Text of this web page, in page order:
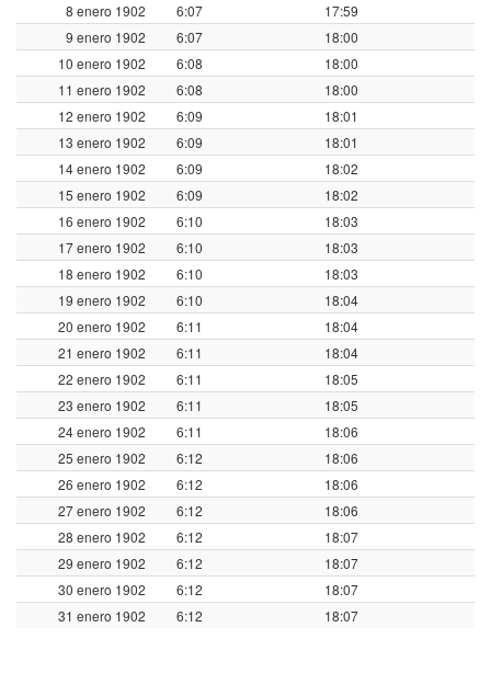
8 enero 1902 6:07
17:59
9 enero 1902
6:07
18:00
10 enero 1902
6:08
18:00
11 enero 1902
6:08
18:00
12 enero 1902
6:09
18:01
13 enero 1902
6:09
18:01
14 enero 1902
6:09
18:02
15 enero 1902
6:09
18:02
16 enero 1902
6:10
18:03
17 enero 1902
6:10
18:03
18 enero 1902
6:10
18:03
19 enero 1902
6:10
18:04
20 enero 1902
6:11
18:04
21 enero 1902
6:11
18:04
22 enero 1902
6:11
18:05
23 enero 1902
6:11
18:05
24 enero 1902
6:11
18:06
25 enero 1902
6:12
18:06
26 enero 1902
6:12
18:06
27 enero 1902
6:12
18:06
28 enero 1902
6:12
18:07
29 enero 1902
6:12
18:07
30 enero 1902
6:12
18:07
31 enero 1902
6:12 18:07